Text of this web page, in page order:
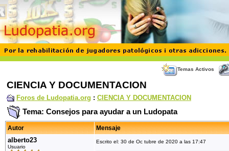
Temas Activos
CIENCIA Y DOCUMENTACION
Foros de Ludopatia.org : CIENCIA Y DOCUMENTACION
Tema: Consejos para ayudar a un Ludopata
Autor Mensaje
alberto23
Usuario
Escrito el: 30 de Oc tubre de 2020 a las 17:47